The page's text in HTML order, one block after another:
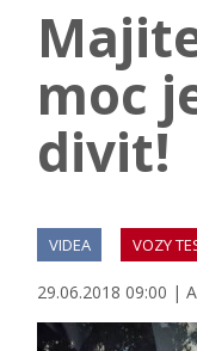
moc
divit!
VIDEA VOZY
29.06.2018 09:00 |